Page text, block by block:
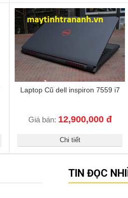
Laptop Cũ dell inspiron 7559 i7
Giá bán: 12,900,000 đ
Chi tiết
TIN ĐỌC